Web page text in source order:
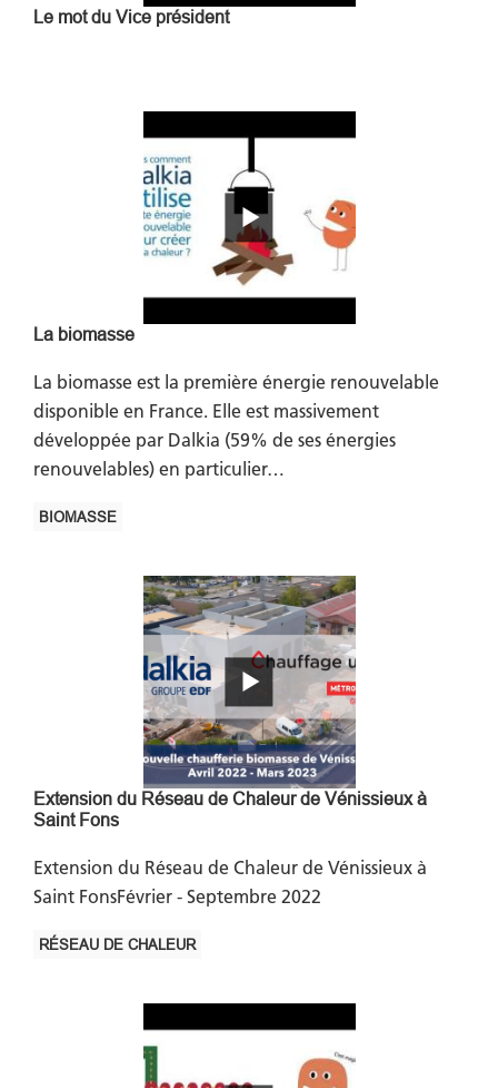
Le mot du Vice président
La biomasse
La biomasse est la première énergie renouvelable
disponible en France. Elle est massivement
développée par Dalkia (59% de ses énergies
renouvelables) en particulier…
BIOMASSE
Extension du Réseau de Chaleur de Vénissieux à
Saint Fons
Extension du Réseau de Chaleur de Vénissieux à
Saint FonsFévrier - Septembre 2022
RÉSEAU DE CHALEUR